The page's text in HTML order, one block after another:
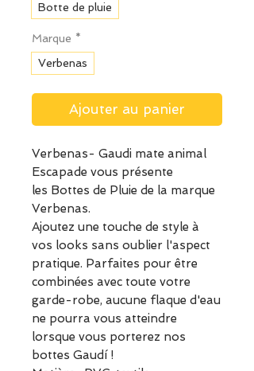
Botte de pluie
Marque *
Verbenas
Ajouter au panier
Verbenas- Gaudi mate animal
Escapade vous présente
les Bottes de Pluie de la marque
Verbenas.
Ajoutez une touche de style à
vos looks sans oublier l'aspect
pratique. Parfaites pour être
combinées avec toute votre
garde-robe, aucune flaque d'eau
ne pourra vous atteindre
lorsque vous porterez nos
bottes Gaudí !